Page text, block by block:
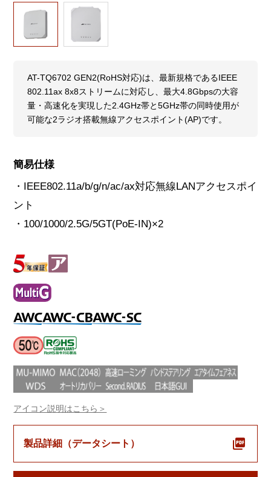
AT-TQ6702 GEN2(RoHS対応)は、最新規格であるIEEE
802.11ax 8x8ストリームに対応し、最大4.8Gbpsの大容
量・高速化を実現した2.4GHz帯と5GHz帯の同時使用が
可能な2ラジオ搭載無線アクセスポイント(AP)です。
簡易仕様
・IEEE802.11a/b/g/n/ac/ax対応無線LANアクセスポイ
ント
・100/1000/2.5G/5GT(PoE-IN)×2
アイコン説明はこちら＞
製品詳細（データシート）